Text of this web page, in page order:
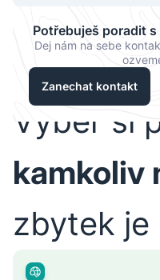
Potřebuješ poradit
Dej nám na sebe
Zanechat kontakt
Vyber si
kamkoliv
zbytek je